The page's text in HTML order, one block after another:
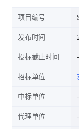
项目编号
发布时间
投标截止时间
招标单位
中标单位
代理单位